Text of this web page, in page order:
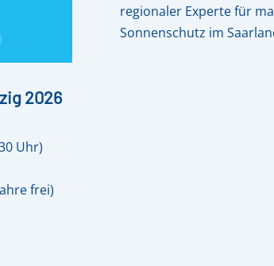
2026
Uhr)
frei)
regionaler Experte für
Sonnenschutz im